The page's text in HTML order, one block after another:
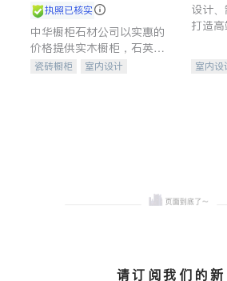
执照已核实
中华橱柜石材公司以实惠的
价格提供实木橱柜，石英石
台面，多种优质不锈钢水
瓷砖橱柜
室内设计
设计
打造
室内设
请订阅我们的新